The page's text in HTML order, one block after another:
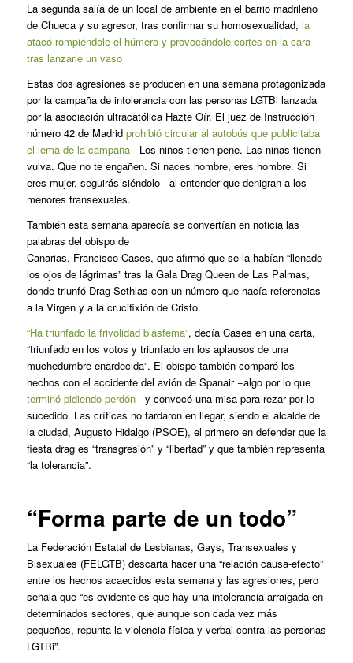
La segunda salía de un local de ambiente en el barrio madrileño
de Chueca y su agresor, tras confirmar su homosexualidad, la
atacó rompiéndole el húmero y provocándole cortes en la cara
tras lanzarle un vaso
Estas dos agresiones se producen en una semana protagonizada
por la campaña de intolerancia con las personas LGTBi lanzada
por la asociación ultracatólica Hazte Oír. El juez de Instrucción
número 42 de Madrid prohibió circular al autobús que publicitaba
el lema de la campaña−Los niños tienen pene. Las niñas tienen
vulva. Que no te engañen. Si naces hombre, eres hombre. Si
eres mujer, seguirás siéndolo− al entender que denigran a los
menores transexuales.
También esta semana aparecía se convertían en noticia las
palabras del obispo de
Canarias, Francisco Cases, que afirmó que se la habían “llenado
los ojos de lágrimas” tras la Gala Drag Queen de Las Palmas,
donde triunfó Drag Sethlas con un número que hacía referencias
a la Virgen y a la crucifixión de Cristo.
“Ha triunfado la frivolidad blasfema”, decía Cases en una carta,
“triunfado en los votos y triunfado en los aplausos de una
muchedumbre enardecida”. El obispo también comparó los
hechos con el accidente del avión de Spanair −algo por lo que
terminó pidiendo perdón− y convocó una misa para rezar por lo
sucedido. Las críticas no tardaron en llegar, siendo el alcalde de
la ciudad, Augusto Hidalgo (PSOE), el primero en defender que la
fiesta drag es “transgresión” y “libertad” y que también representa
“la tolerancia”.
“Forma parte de un todo”
La Federación Estatal de Lesbianas, Gays, Transexuales y
Bisexuales (FELGTB) descarta hacer una “relación causa-efecto”
entre los hechos acaecidos esta semana y las agresiones, pero
señala que “es evidente es que hay una intolerancia arraigada en
determinados sectores, que aunque son cada vez más
pequeños, repunta la violencia física y verbal contra las personas
LGTBi”.